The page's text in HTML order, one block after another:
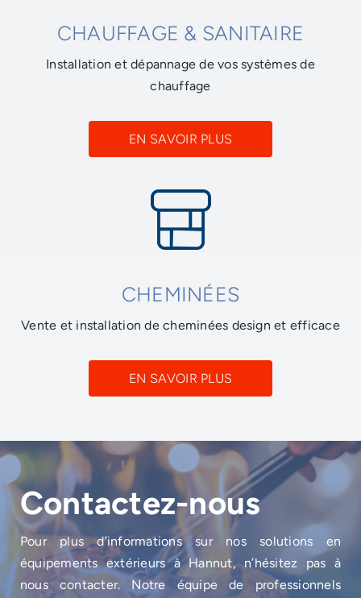
CHAUFFAGE & SANITAIRE
Installation et dépannage de vos systèmes de
chauffage
EN SAVOIR PLUS
CHEMINÉES
Vente et installation de cheminées design et efficace
EN SAVOIR PLUS
Contactez-nous
Pour plus d’informations sur nos solutions en
équipements extérieurs à Hannut, n’hésitez pas à
nous contacter. Notre équipe de professionnels